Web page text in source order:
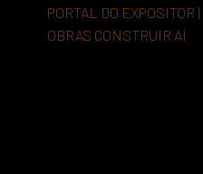
PORTAL DO EXPOSITOR |
OBRAS CONSTRUIR AÍ